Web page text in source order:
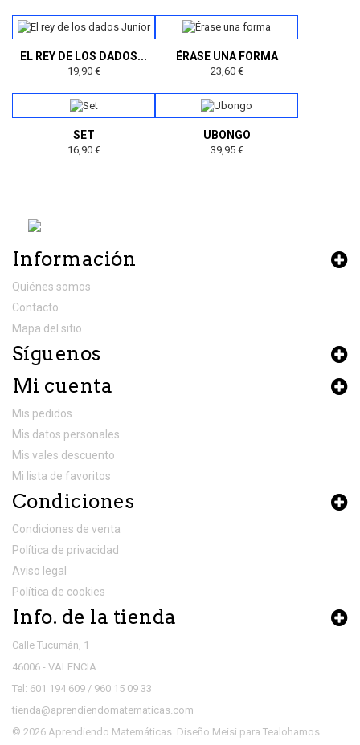
EL REY DE LOS DADOS...
19,90 €
ÉRASE UNA FORMA
23,60 €
SET
16,90 €
UBONGO
39,95 €
Información
Quiénes somos
Contacto
Mapa del sitio
Síguenos
Mi cuenta
Mis pedidos
Mis datos personales
Mis vales descuento
Mi lista de favoritos
Condiciones
Condiciones de venta
Política de privacidad
Aviso legal
Política de cookies
Info. de la tienda
Calle Tucumán, 1
46006 - VALENCIA
Tel: 601 194 609 / 960 15 09 33
tienda@aprendiendomatematicas.com
© 2026 Aprendiendo Matemáticas. Diseño Meisi para Tealohamos